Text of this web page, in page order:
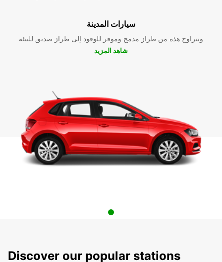
سيارات المدينة
وتتراوح هذه من طراز مدمج وموفر للوقود إلى طراز صديق للبيئة
شاهد المزيد
Discover our popular stations